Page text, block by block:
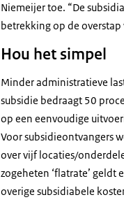
Niemeijer toe. “De
betrekking op de
Hou het simpel
Minder administratieve
subsidie bedraagt 50
op een eenvoudige
Voor subsidieontvangers
over vijf locaties/
zogeheten ‘flatrate’ geldt
overige subsidiabele